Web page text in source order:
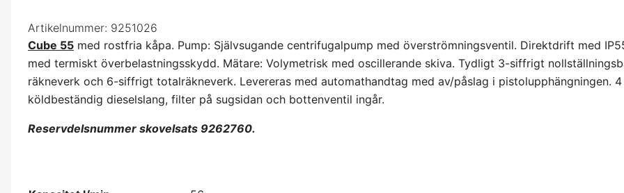
Artikelnummer: 9251026
Cube 55 med rostfria kåpa. Pump: Självsugande centrifugalpump med överströmningsventil. Direktdrift med
med termiskt överbelastningsskydd. Mätare: Volymetrisk med oscillerande skiva. Tydligt 3-siffrigt
räkneverk och 6-siffrigt totalräkneverk. Levereras med automathandtag med av/påslag i pistolupphängningen.
köldbeständig dieselslang, filter på sugsidan och bottenventil ingår.
Reservdelsnummer skovelsats 9262760.